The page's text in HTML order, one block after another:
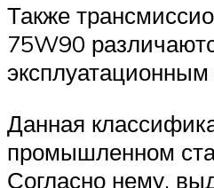
Также
75W90
Данная
промышленном
Согласно нему,